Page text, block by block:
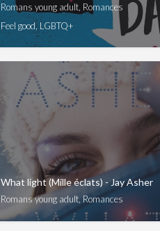
Romans young adult, Romances
Feel good, LGBTQ+
What light (Mille éclats) - Jay Asher
Romans young adult, Romances